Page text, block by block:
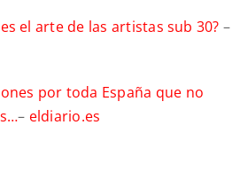
el arte de las artistas sub 30? –
por toda España que no
– eldiario.es